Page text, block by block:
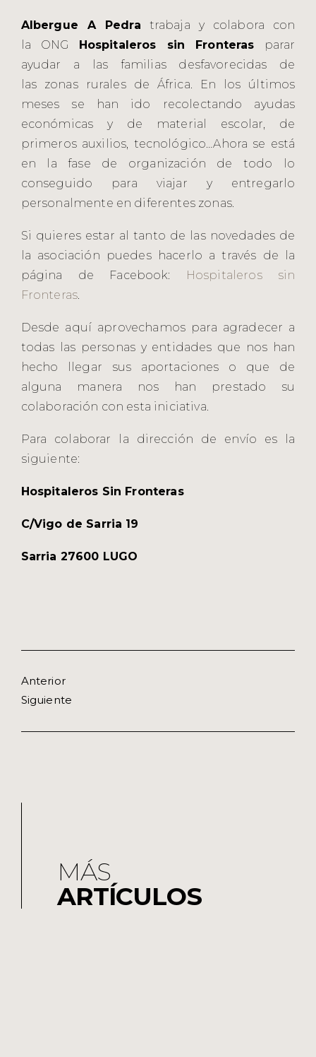
Albergue A Pedra trabaja y colabora con
la ONG
Hospitaleros sin Fronteras parar
ayudar a las familias desfavorecidas de
las zonas rurales de África. En los últimos
meses se han ido recolectando ayudas
económicas y de material escolar, de
primeros auxilios, tecnológico…Ahora se está
en la fase de organización de todo lo
conseguido para viajar y entregarlo
personalmente en diferentes zonas.
Si quieres estar al tanto de las novedades de
la asociación puedes hacerlo a través de la
página de Facebook:
Hospitaleros sin
Fronteras.
Desde aquí aprovechamos para agradecer a
todas las personas y entidades que nos han
hecho llegar sus aportaciones o que de
alguna manera nos han prestado su
colaboración con esta iniciativa.
Para colaborar la dirección de envío es la
siguiente:
Hospitaleros Sin Fronteras
C/Vigo de Sarria 19
Sarria 27600 LUGO
Anterior
Siguiente
MÁS
ARTÍCULOS